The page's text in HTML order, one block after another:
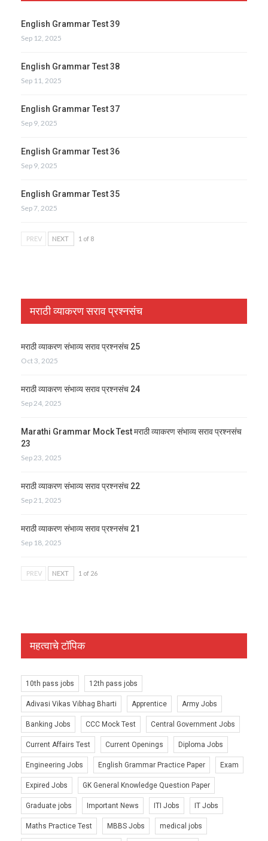
English Grammar Test 39
Sep 12, 2025
English Grammar Test 38
Sep 11, 2025
English Grammar Test 37
Sep 9, 2025
English Grammar Test 36
Sep 9, 2025
English Grammar Test 35
Sep 7, 2025
PREV NEXT 1 of 8
मराठी व्याकरण सराव प्रश्नसंच
मराठी व्याकरण संभाव्य सराव प्रश्नसंच 25
Oct 3, 2025
मराठी व्याकरण संभाव्य सराव प्रश्नसंच 24
Sep 24, 2025
Marathi Grammar Mock Test मराठी व्याकरण संभाव्य सराव प्रश्नसंच
23
Sep 23, 2025
मराठी व्याकरण संभाव्य सराव प्रश्नसंच 22
Sep 21, 2025
मराठी व्याकरण संभाव्य सराव प्रश्नसंच 21
Sep 18, 2025
PREV NEXT 1 of 26
महत्वाचे टॉपिक
10th pass jobs 12th pass jobs
Adivasi Vikas Vibhag Bharti Apprentice Army Jobs
Banking Jobs CCC Mock Test Central Government Jobs
Current Affairs Test Current Openings Diploma Jobs
Engineering Jobs English Grammar Practice Paper Exam
Expired Jobs GK General Knowledge Question Paper
Graduate jobs Important News ITI Jobs IT Jobs
Maths Practice Test MBBS Jobs medical jobs